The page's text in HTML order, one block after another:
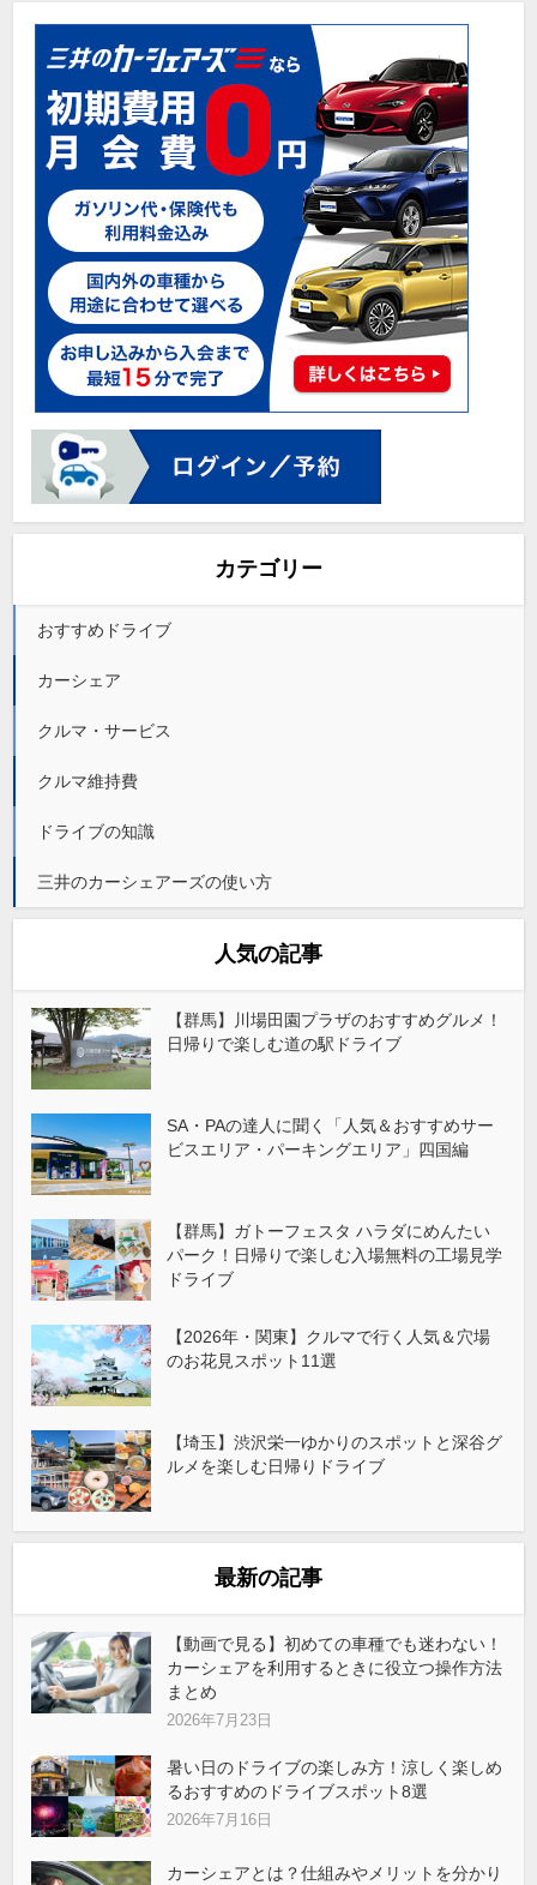
カテゴリー
おすすめドライブ
カーシェア
クルマ・サービス
クルマ維持費
ドライブの知識
三井のカーシェアーズの使い方
人気の記事
【群馬】川場田園プラザのおすすめグルメ！
日帰りで楽しむ道の駅ドライブ
SA・PAの達人に聞く「人気＆おすすめサー
ビスエリア・パーキングエリア」四国編
【群馬】ガトーフェスタ ハラダにめんたい
パーク！日帰りで楽しむ入場無料の工場見学
ドライブ
【2026年・関東】クルマで行く人気＆穴場
のお花見スポット11選
【埼玉】渋沢栄一ゆかりのスポットと深谷グ
ルメを楽しむ日帰りドライブ
最新の記事
【動画で見る】初めての車種でも迷わない！
カーシェアを利用するときに役立つ操作方法
まとめ
2026年7月23日
暑い日のドライブの楽しみ方！涼しく楽しめ
るおすすめのドライブスポット8選
2026年7月16日
カーシェアとは？仕組みやメリットを分かり